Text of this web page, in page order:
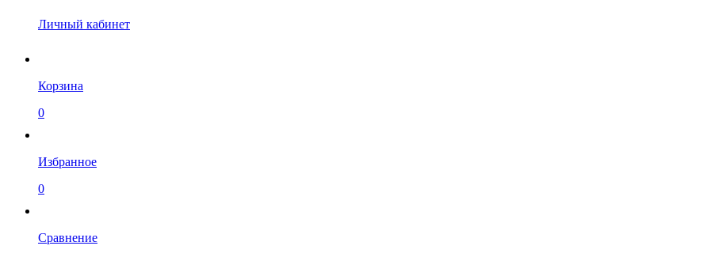
Личный кабинет
Корзина
0
Избранное
0
Сравнение